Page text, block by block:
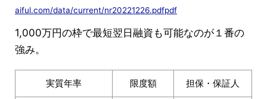
aiful.com/data/current/nr20221226.pdfpdf
1,000万円の枠で最短翌日融資も可能なのが１番の
強み。
実質年率 限度額 担保・保証人